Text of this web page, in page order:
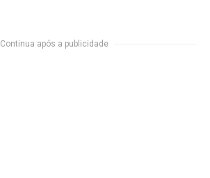
Continua após a publicidade